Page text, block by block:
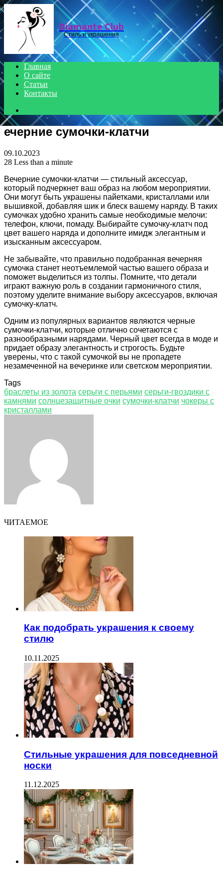
Menu
Diamante Club
Стиль и украшения
Главная
О сайте
Статьи
Контакты
ечерние сумочки-клатчи
09.10.2023
28 Less than a minute
Вечерние сумочки-клатчи — стильный аксессуар,
который подчеркнет ваш образ на любом мероприятии.
Они могут быть украшены пайетками, кристаллами или
вышивкой, добавляя шик и блеск вашему наряду. В таких
сумочках удобно хранить самые необходимые мелочи:
телефон, ключи, помаду. Выбирайте сумочку-клатч под
цвет вашего наряда и дополните имидж элегантным и
изысканным аксессуаром.
Не забывайте, что правильно подобранная вечерняя
сумочка станет неотъемлемой частью вашего образа и
поможет выделиться из толпы. Помните, что детали
играют важную роль в создании гармоничного стиля,
поэтому уделите внимание выбору аксессуаров, включая
сумочку-клатч.
Одним из популярных вариантов являются черные
сумочки-клатчи, которые отлично сочетаются с
разнообразными нарядами. Черный цвет всегда в моде и
придает образу элегантность и строгость. Будьте
уверены, что с такой сумочкой вы не пропадете
незамеченной на вечеринке или светском мероприятии.
Tags
браслеты из золота серьги с перьями серьги-гвоздики с
камнями солнцезащитные очки сумочки-клатчи чокеры с
кристаллами
ЧИТАЕМОЕ
Как подобрать украшения к своему
стилю
10.11.2025
Стильные украшения для повседневной
носки
11.12.2025